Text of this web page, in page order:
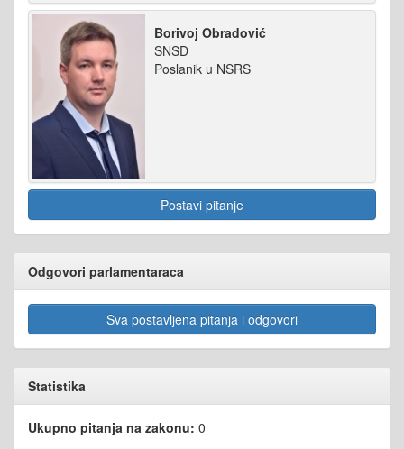
Borivoj Obradović
SNSD
Poslanik u NSRS
Postavi pitanje
Odgovori parlamentaraca
Sva postavljena pitanja i odgovori
Statistika
Ukupno pitanja na zakonu: 0